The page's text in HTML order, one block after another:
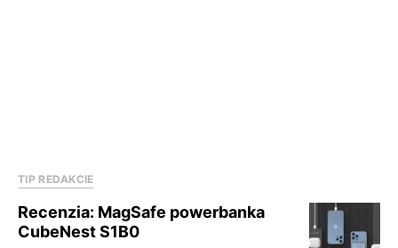
TIP REDAKCIE
Recenzia: MagSafe powerbanka
CubeNest S1B0